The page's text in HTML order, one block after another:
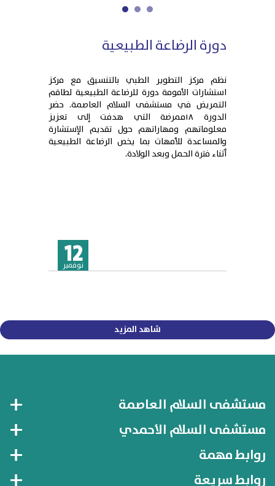
1 2 3
دورة الرضاعة الطبيعية
نظم مركز التطوير الطبي بالتنسيق مع مركز
استشارات الأمومة دورة للرضاعة الطبيعية لطاقم
التمريض في مستشفى السلام العاصمة. حضر
الدورة ١٨ممرضة التي هدفت إلى تعزيز
معلوماتهم ومهاراتهم حول تقديم الإستشارة
والمساعدة للأمهات بما يخص الرضاعة الطبيعية
أثناء فترة الحمل وبعد الولادة.
12
نوفمبر
شاهد المزيد
مستشفى السلام العاصمة
مستشفى السلام الأحمدي
روابط مهمة
روابط سريعة